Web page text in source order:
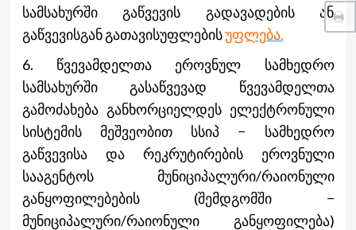
სამსახურში გაწვევის გადავადების ან
გაწვევისგან გათავისუფლებისუფლება.
6. წვევამდელთა ეროვნულ სამხედრო
სამსახურში გასაწვევად წვევამდელთა
გამოძახება განხორციელდეს ელექტრონული
სისტემის მეშვეობით სსიპ − სამხედრო
გაწვევისა და რეკრუტირების ეროვნული
სააგენტოს მუნიციპალური/რაიონული
განყოფილებების (შემდგომში −
მუნიციპალური/რაიონული განყოფილება)